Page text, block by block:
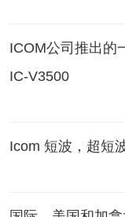
ICOM公司推出的
IC-V3500
Icom 短波，超短